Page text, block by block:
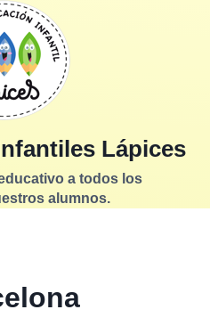
Lápices
a todos los
alumnos.